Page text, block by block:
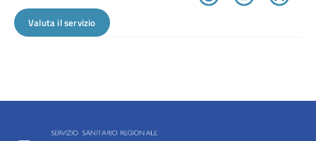
Valuta il servizio